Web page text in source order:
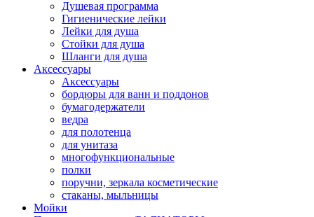
Душевая программа
Гигиенические лейки
Лейки для душа
Стойки для душа
Шланги для душа
Аксессуары
Аксессуары
бордюры для ванн и поддонов
бумагодержатели
ведра
для полотенца
для унитаза
многофункциональные
полки
поручни, зеркала косметические
стаканы, мыльницы
Мойки